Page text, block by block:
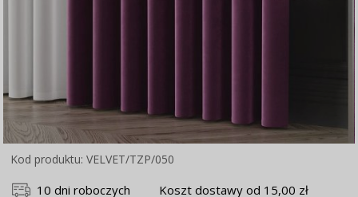
Kod produktu: VELVET/TZP/050
10 dni roboczych Koszt dostawy od 15,00 zł